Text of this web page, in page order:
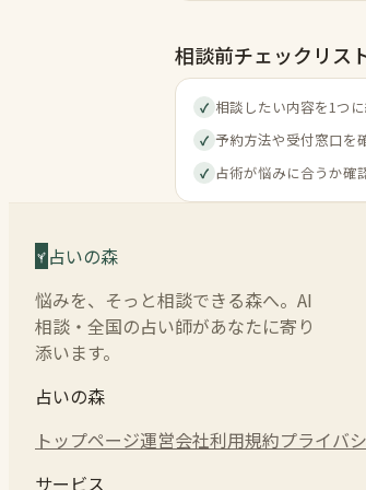
相談前チェックリス
✓ 相談したい内容を1つ
✓ 予約方法や受付窓口を
✓ 占術が悩みに合うか確
占いの森
悩みを、そっと相談できる森へ。AI
相談・全国の占い師があなたに寄り
添います。
占いの森
トップページ運営会社利用規約プライバ
サービス